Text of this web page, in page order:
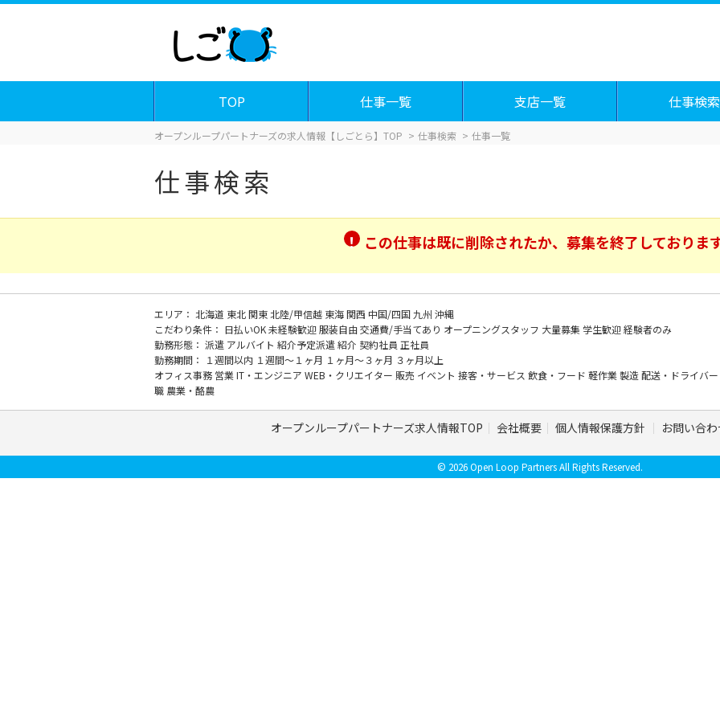
TOP 仕事一覧 支店一覧 仕事検索
オープンループパートナーズの求人情報【しごとら】TOP 仕事検索 仕事一覧
仕事検索
この仕事は既に削除されたか、募集を終了しております
エリア： 北海道 東北関東北陸/甲信越 東海関西 中国/四国九州 沖縄
こだわり条件： 日払いOK未経験歓迎服装自由交通費/手当てあり オープニングスタッフ 大量募集 学生歓迎経験者のみ
勤務形態： 派遣 アルバイト 紹介予定派遣紹介 契約社員 正社員
勤務期間：
１週間以内 １週間～１ヶ月 １ヶ月～３ヶ月 ３ヶ月以上
オフィス事務 営業IT・エンジニア WEB・クリエイター 販売 イベント 接客・サービス 飲食・フード 軽作業製造配送・ドライバー
職 農業・酪農
オープンループパートナーズ求人情報TOP 会社概要 個人情報保護方針 お問い合わ
© 2026 Open Loop Partners All Rights Reserved.